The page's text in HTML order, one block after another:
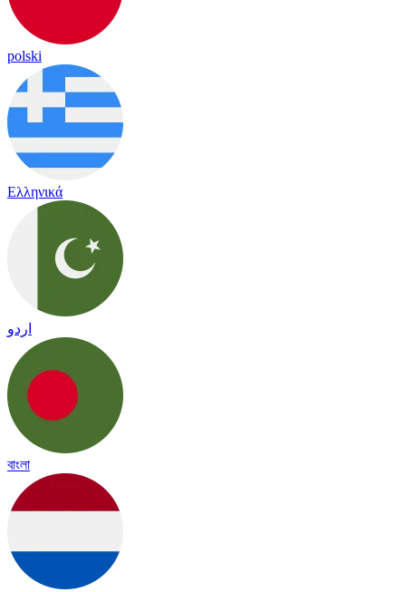
polski
Ελληνικά
اردو
বাংলা